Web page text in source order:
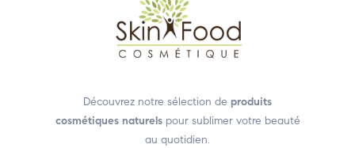
Découvrez notre sélection de produits
cosmétiques naturelspour sublimer votre beauté
au quotidien.